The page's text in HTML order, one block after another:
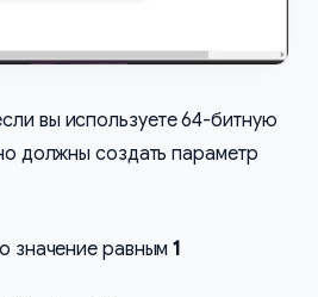
вы используете 64-битную
должны создать параметр
значение равным1